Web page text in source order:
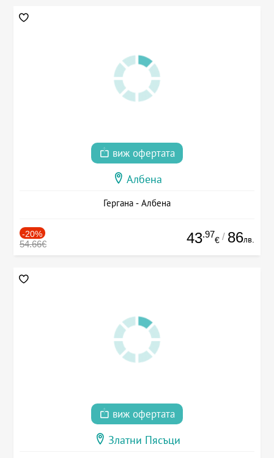
виж офертата
Албена
Гергана - Албена
-20%
54.66€ 43.97
€ / 86лв.
виж офертата
Златни Пясъци